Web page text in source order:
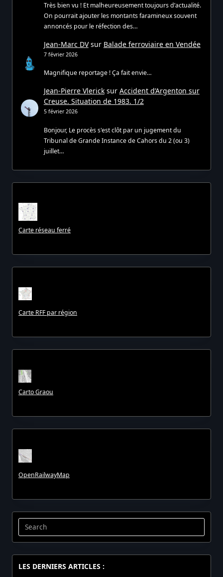
Très bien vu ! Et malheureusement toujours d’actualité.
On pourrait ajouter les montants faramineux souvent
annoncés pour le réfection des…
Jean-Marc DVsur Balade ferroviaire en Vendée
7 février 2026
Magnifique reportage ! Ça fait envie…
Jean-Pierre Vlericksur Accident d’Argenton sur
Creuse. Situation de 1983. 1/2
5 février 2026
Bonjour, Le procès s'est clôt par un jugement du
Tribunal de Grande Instance de Cahors du 2 (ou 3)
juillet…
Carte réseau ferré
Carte RFF par région
Carto Graou
OpenRailwayMap
Search
for:
LES DERNIERS ARTICLES :